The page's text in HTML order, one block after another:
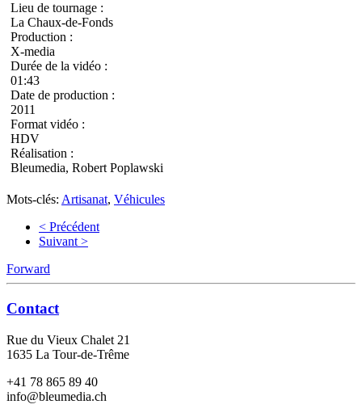
Lieu de tournage :
La Chaux-de-Fonds
Production :
X-media
Durée de la vidéo :
01:43
Date de production :
2011
Format vidéo :
HDV
Réalisation :
Bleumedia, Robert Poplawski
Mots-clés: Artisanat, Véhicules
< Précédent
Suivant >
Forward
Contact
Rue du Vieux Chalet 21
1635 La Tour-de-Trême
+41 78 865 89 40
info@bleumedia.ch